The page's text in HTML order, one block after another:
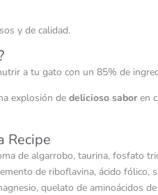
y de calidad.
a tu gato con un 85% de
explosión de delicioso saboren
Recipe
de algarrobo, taurina, fosfato
de riboflavina, ácido
quelato de aminoácidos